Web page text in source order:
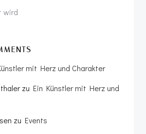
wird
mit Herz und Charakter
zu Ein Künstler mit Herz und
zu Events